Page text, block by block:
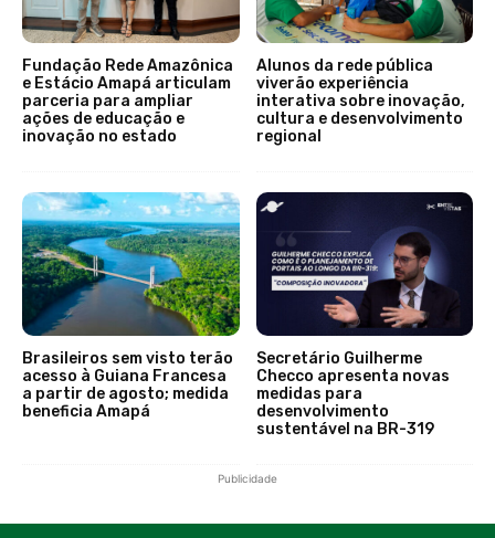
Fundação Rede Amazônica
e Estácio Amapá articulam
parceria para ampliar
ações de educação e
inovação no estado
Alunos da rede pública
viverão experiência
interativa sobre inovação,
cultura e desenvolvimento
regional
Brasileiros sem visto terão
acesso à Guiana Francesa
a partir de agosto; medida
beneficia Amapá
Secretário Guilherme
Checco apresenta novas
medidas para
desenvolvimento
sustentável na BR-319
Publicidade